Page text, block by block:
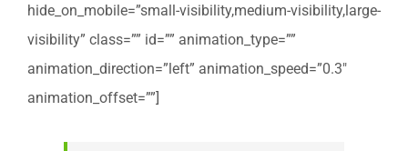
hide_on_mobile=”small-visibility,medium-visibility,large-
visibility” class=”” id=”” animation_type=””
animation_direction=”left” animation_speed=”0.3″
animation_offset=””]